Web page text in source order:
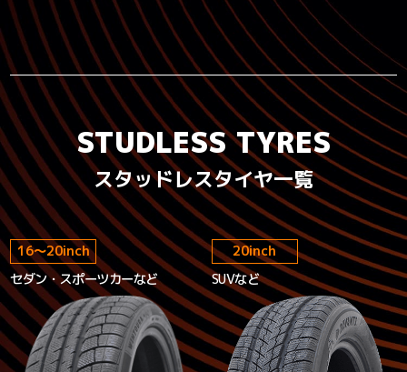
STUDLESS TYRES
スタッドレスタイヤ一覧
16～20inch
セダン・スポーツカーなど
20inch
SUVなど